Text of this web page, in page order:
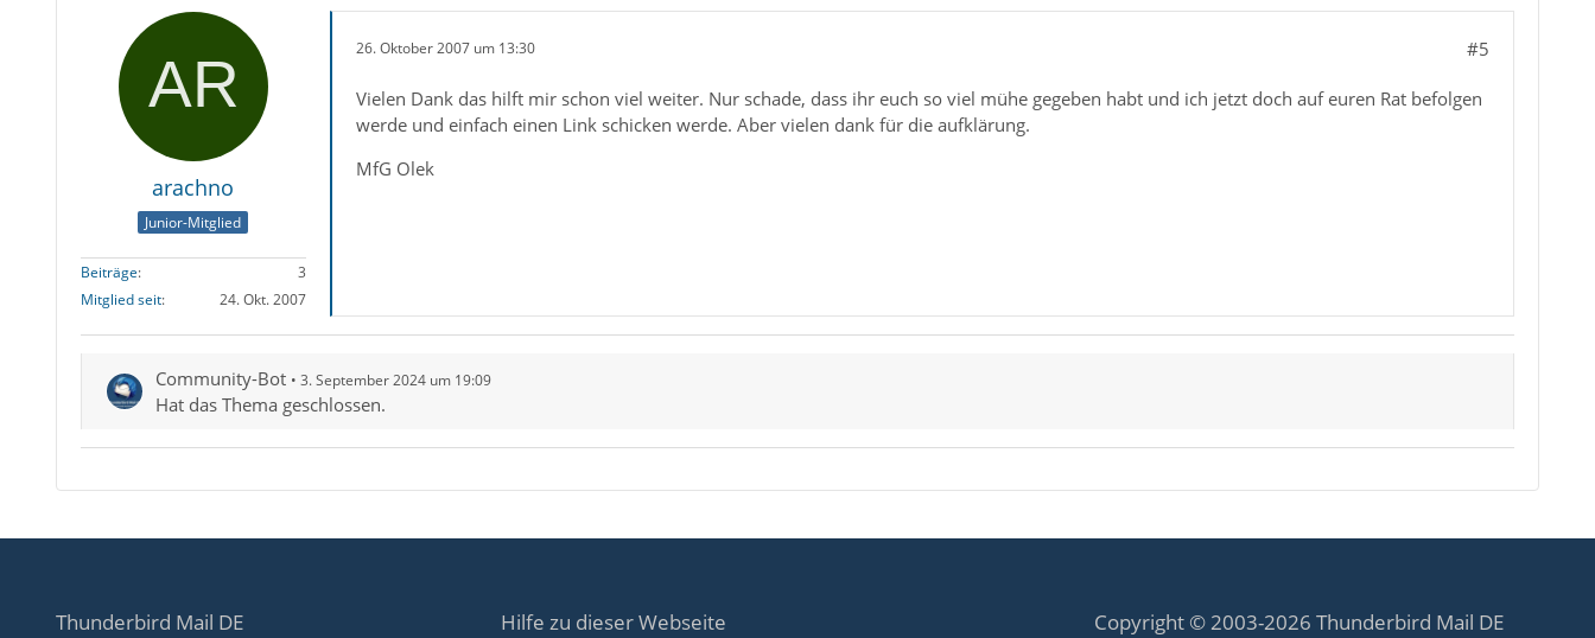
arachno
Junior-Mitglied
Beiträge
3
Mitglied seit
24. Okt. 2007
26. Oktober 2007 um 13:30 #5
Vielen Dank das hilft mir schon viel weiter. Nur schade, dass ihr euch so viel mühe gegeben habt und ich jetzt doch auf euren Rat befolgen
werde und einfach einen Link schicken werde. Aber vielen dank für die aufklärung.
MfG Olek
Community-Bot 3. September 2024 um 19:09
Hat das Thema geschlossen.
Thunderbird Mail DE Hilfe zu dieser Webseite Copyright © 2003-2026 Thunderbird Mail DE